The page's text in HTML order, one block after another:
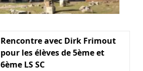
Rencontre avec Dirk Frimout
pour les élèves de 5ème et
6ème LS SC